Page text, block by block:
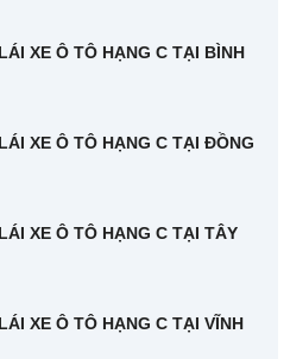
XE Ô TÔ HẠNG C TẠI BÌNH
XE Ô TÔ HẠNG C TẠI ĐỒNG
XE Ô TÔ HẠNG C TẠI TÂY
XE Ô TÔ HẠNG C TẠI VĨNH